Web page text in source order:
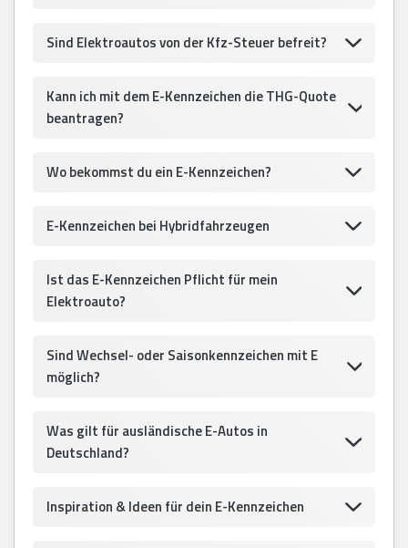
Sind Elektroautos von der Kfz-Steuer befreit?
Kann ich mit dem E-Kennzeichen die THG-Quote
beantragen?
Wo bekommst du ein E-Kennzeichen?
E-Kennzeichen bei Hybridfahrzeugen
Ist das E-Kennzeichen Pflicht für mein
Elektroauto?
Sind Wechsel- oder Saisonkennzeichen mit E
möglich?
Was gilt für ausländische E-Autos in
Deutschland?
Inspiration & Ideen für dein E-Kennzeichen